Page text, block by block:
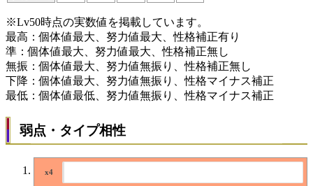
※Lv50時点の実数値を掲載しています。
最高：個体値最大、努力値最大、性格補正有り
準：個体値最大、努力値最大、性格補正無し
無振：個体値最大、努力値無振り、性格補正無し
下降：個体値最大、努力値無振り、性格マイナス補正
最低：個体値最低、努力値無振り、性格マイナス補正
弱点・タイプ相性